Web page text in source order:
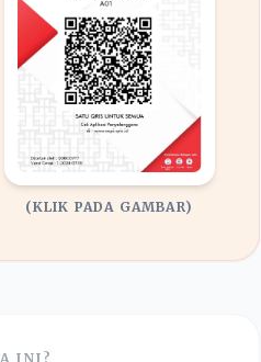
(KLIK PADA GAMBAR)
INI?